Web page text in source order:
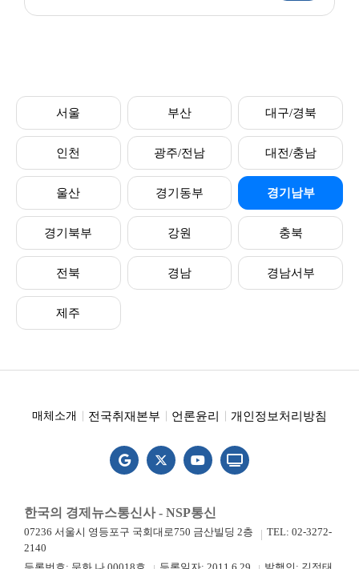
서울 부산 대구/경북
인천 광주/전남 대전/충남
울산 경기동부 경기남부
경기북부 강원 충북
전북 경남 경남서부
제주
매체소개 전국취재본부 언론윤리 개인정보처리방침
한국의 경제뉴스통신사 - NSP통신
07236 서울시 영등포구 국회대로750 금산빌딩 2층
TEL: 02-3272-
2140